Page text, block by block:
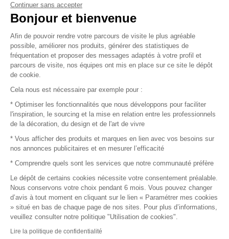
Vendez vos produits
Plan du site
© 2016 –Organisation SAFI
Recrutement
Mentions légales
Conditions commerciales
Continuer sans accepter
Bonjour et bienvenue
Afin de pouvoir rendre votre parcours de visite le plus agréable
possible, améliorer nos produits, générer des statistiques de
fréquentation et proposer des messages adaptés à votre profil et
parcours de visite, nos équipes ont mis en place sur ce site le dépôt
de cookie.
Cela nous est nécessaire par exemple pour :
* Optimiser les fonctionnalités que nous développons pour faciliter
l'inspiration, le sourcing et la mise en relation entre les professionnels
de la décoration, du design et de l'art de vivre
* Vous afficher des produits et marques en lien avec vos besoins sur
nos annonces publicitaires et en mesurer l’efficacité
* Comprendre quels sont les services que notre communauté préfère
Le dépôt de certains cookies nécessite votre consentement préalable.
Nous conservons votre choix pendant 6 mois. Vous pouvez changer
d’avis à tout moment en cliquant sur le lien « Paramétrer mes cookies
» situé en bas de chaque page de nos sites. Pour plus d’informations,
veuillez consulter notre politique "Utilisation de cookies".
Lire la politique de confidentialité